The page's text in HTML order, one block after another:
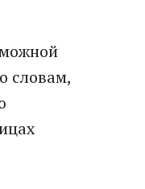
словам,